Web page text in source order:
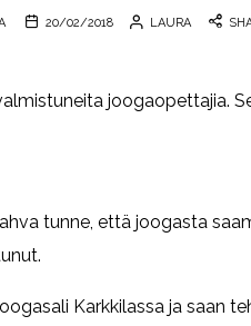
20/02/2018 LAURA
joogaopettajia.
tunne, että joogasta
Karkkilassa ja saan